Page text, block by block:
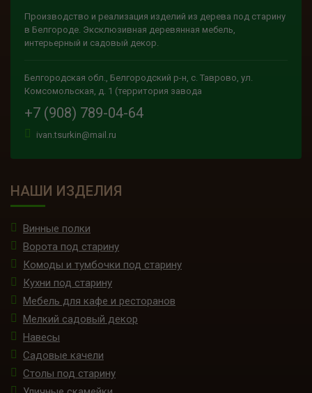
Производство и реализация изделий из дерева под старину
в Белгороде. Эксклюзивная деревянная мебель,
интерьерный и садовый декор.
Белгородская обл., Белгородский р-н, с. Таврово, ул.
Комсомольская, д. 1 (территория завода
+7 (908) 789-04-64
ivan.tsurkin@mail.ru
НАШИ ИЗДЕЛИЯ
Винные полки
Ворота под старину
Комоды и тумбочки под старину
Кухни под старину
Мебель для кафе и ресторанов
Мелкий садовый декор
Навесы
Садовые качели
Столы под старину